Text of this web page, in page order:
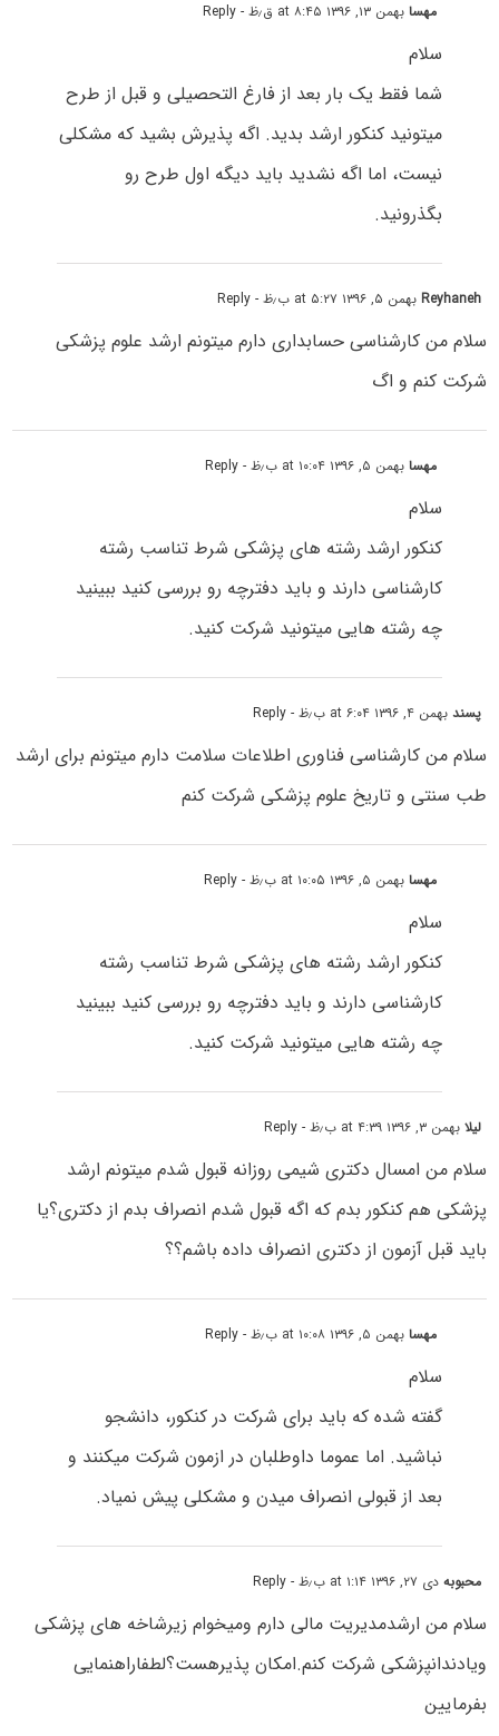
مهسابهمن ۱۳, ۱۳۹۶ at ۸:۴۵ ق٫ظ - Reply
سلام
شما فقط یک بار بعد از فارغ التحصیلی و قبل از طرح
میتونید کنکور ارشد بدید. اگه پذیرش بشید که مشکلی
نیست، اما اگه نشدید باید دیگه اول طرح رو
بگذرونید.
Reyhanehبهمن ۵, ۱۳۹۶ at ۵:۲۷ ب٫ظ - Reply
سلام من کارشناسی حسابداری دارم میتونم ارشد علوم پزشکی
شرکت کنم و اگ
مهسابهمن ۵, ۱۳۹۶ at ۱۰:۰۴ ب٫ظ - Reply
سلام
کنکور ارشد رشته های پزشکی شرط تناسب رشته
کارشناسی دارند و باید دفترچه رو بررسی کنید ببینید
چه رشته هایی میتونید شرکت کنید.
پسندبهمن ۴, ۱۳۹۶ at ۶:۰۴ ب٫ظ - Reply
سلام من کارشناسی فناوری اطلاعات سلامت دارم میتونم برای ارشد
طب سنتی و تاریخ علوم پزشکی شرکت کنم
مهسابهمن ۵, ۱۳۹۶ at ۱۰:۰۵ ب٫ظ - Reply
سلام
کنکور ارشد رشته های پزشکی شرط تناسب رشته
کارشناسی دارند و باید دفترچه رو بررسی کنید ببینید
چه رشته هایی میتونید شرکت کنید.
لیلابهمن ۳, ۱۳۹۶ at ۴:۳۹ ب٫ظ - Reply
سلام من امسال دکتری شیمی روزانه قبول شدم میتونم ارشد
پزشکی هم کنکور بدم که اگه قبول شدم انصراف بدم از دکتری؟یا
باید قبل آزمون از دکتری انصراف داده باشم؟؟
مهسابهمن ۵, ۱۳۹۶ at ۱۰:۰۸ ب٫ظ - Reply
سلام
گفته شده که باید برای شرکت در کنکور، دانشجو
نباشید. اما عموما داوطلبان در ازمون شرکت میکنند و
بعد از قبولی انصراف میدن و مشکلی پیش نمیاد.
محبوبهدی ۲۷, ۱۳۹۶ at ۱:۱۴ ب٫ظ - Reply
سلام من ارشدمدیریت مالی دارم ومیخوام زیرشاخه های پزشکی
ویادندانپزشکی شرکت کنم.امکان پذیرهست؟لطفاراهنمایی
بفرمایین